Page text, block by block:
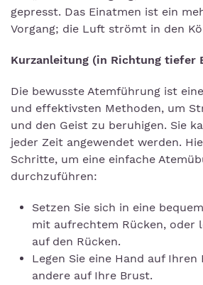
gepresst. Das Einatmen ist ein
Vorgang; die Luft strömt in den
Kurzanleitung (in Richtung tiefer
Die bewusste Atemführung ist
und effektivsten Methoden, um
und den Geist zu beruhigen. Sie
jeder Zeit angewendet werden.
Schritte, um eine einfache
durchzuführen:
Setzen Sie sich in eine
mit aufrechtem Rücken, oder
auf den Rücken.
Legen Sie eine Hand auf Ihren
andere auf Ihre Brust.